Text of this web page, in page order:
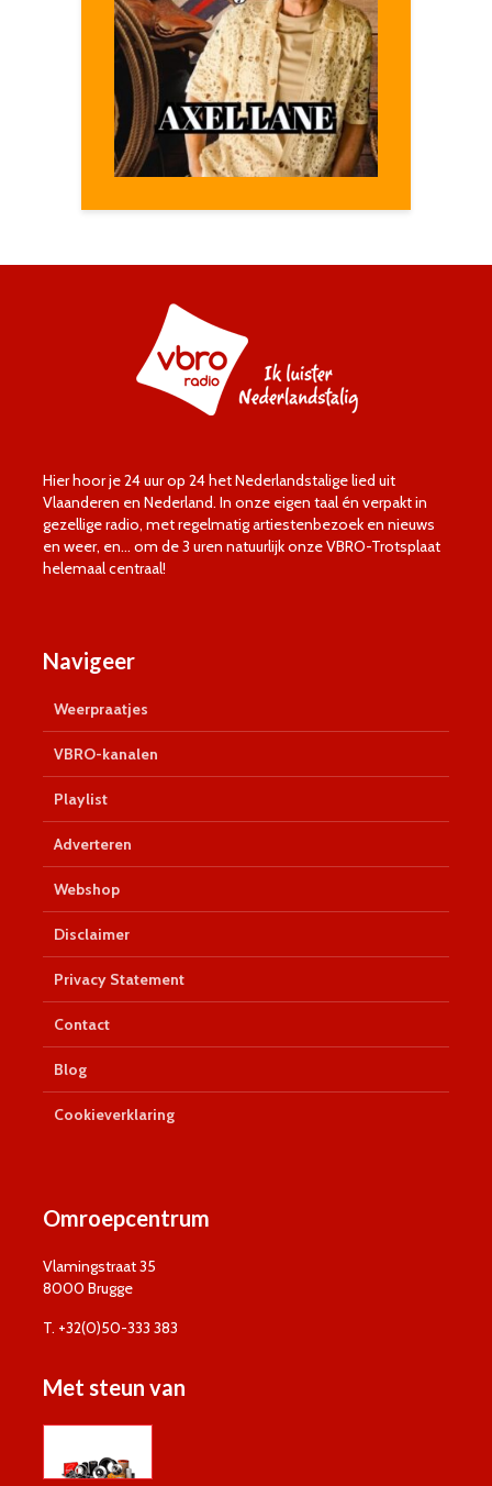
Hier hoor je 24 uur op 24 het Nederlandstalige lied uit
Vlaanderen en Nederland. In onze eigen taal én verpakt in
gezellige radio, met regelmatig artiestenbezoek en nieuws
en weer, en… om de 3 uren natuurlijk onze VBRO-Trotsplaat
helemaal centraal!
Navigeer
Weerpraatjes
VBRO-kanalen
Playlist
Adverteren
Webshop
Disclaimer
Privacy Statement
Contact
Blog
Cookieverklaring
Omroepcentrum
Vlamingstraat 35
8000 Brugge
T. +32(0)50-333 383
Met steun van